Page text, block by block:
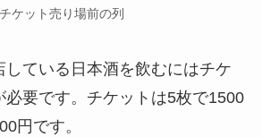
チケット売り場前の列
している日本酒を飲むにはチケ
必要です。チケットは5枚で1500
円です。